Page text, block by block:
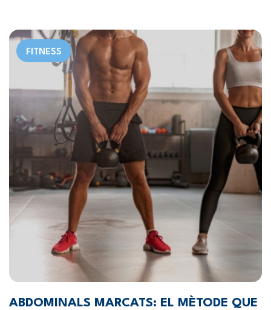
FITNESS
ABDOMINALS MARCATS: EL MÈTODE QUE